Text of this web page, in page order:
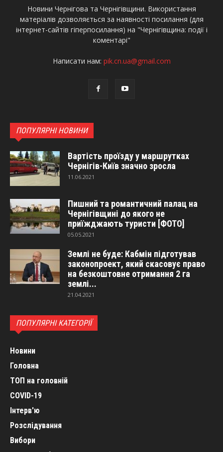
Новини Чернігова та Чернігівщини. Використання
матеріалів дозволяється за наявності посилання (для
інтернет-сайтів гіперпосилання) на "Чернігівщина: події і
коментарі"
Написати нам: pik.cn.ua@gmail.com
ПОПУЛЯРНІ НОВИНИ
Вартість проїзду у маршрутках
Чернігів-Київ значно зросла
11.06.2021
Пишний та романтичний палац на
Чернігівщині до якого не
приїжджають туристи [ФОТО]
05.05.2021
Землі не буде: Кабмін підготував
законопроект, який скасовує право
на безкоштовне отримання 2 га
землі...
21.04.2021
ПОПУЛЯРНІ КАТЕГОРІЇ
Новини
Головна
ТОП на головній
COVID-19
Інтерв'ю
Розслідування
Вибори